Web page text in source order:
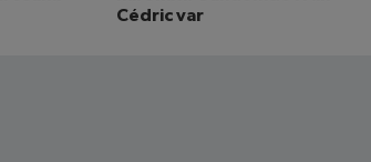
Cédric var